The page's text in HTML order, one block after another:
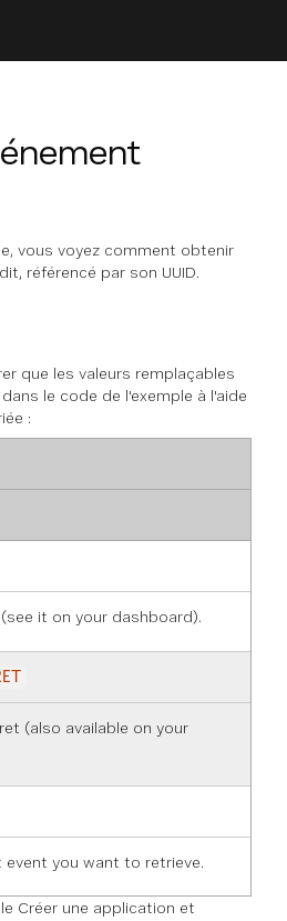
vous voyez comment obtenir
référencé par son UUID.
que les valeurs remplaçables
le code de l'exemple à l'aide
:
it on your dashboard).
(also available on your
event you want to retrieve.
Créer une application et